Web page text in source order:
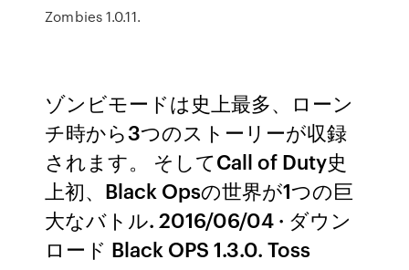
Zombies 1.0.11.
ゾンビモードは史上最多、ローン
チ時から3つのストーリーが収録
されます。 そしてCall of Duty史
上初、Black Opsの世界が1つの巨
大なバトル. 2016/06/04 · ダウン
ロード Black OPS 1.3.0. Toss